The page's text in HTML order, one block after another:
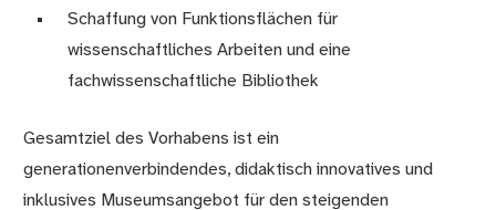
Schaffung von Funktionsflächen für
wissenschaftliches Arbeiten und eine
fachwissenschaftliche Bibliothek
Gesamtziel des Vorhabens ist ein
generationenverbindendes, didaktisch innovatives und
inklusives Museumsangebot für den steigenden